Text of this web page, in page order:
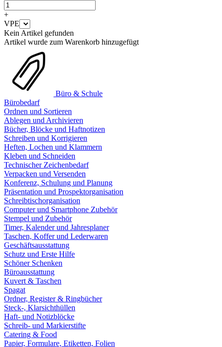
+
VPE
Kein Artikel gefunden
Artikel wurde zum Warenkorb hinzugefügt
Büro & Schule
Bürobedarf
Ordnen und Sortieren
Ablegen und Archivieren
Bücher, Blöcke und Haftnotizen
Schreiben und Korrigieren
Heften, Lochen und Klammern
Kleben und Schneiden
Technischer Zeichenbedarf
Verpacken und Versenden
Konferenz, Schulung und Planung
Präsentation und Prospektorganisation
Schreibtischorganisation
Computer und Smartphone Zubehör
Stempel und Zubehör
Timer, Kalender und Jahresplaner
Taschen, Koffer und Lederwaren
Geschäftsausstattung
Schutz und Erste Hilfe
Schöner Schenken
Büroausstattung
Kuvert & Taschen
Spagat
Ordner, Register & Ringbücher
Steck-, Klarsichthüllen
Haft- und Notizblöcke
Schreib- und Markierstifte
Catering & Food
Papier, Formulare, Etiketten, Folien